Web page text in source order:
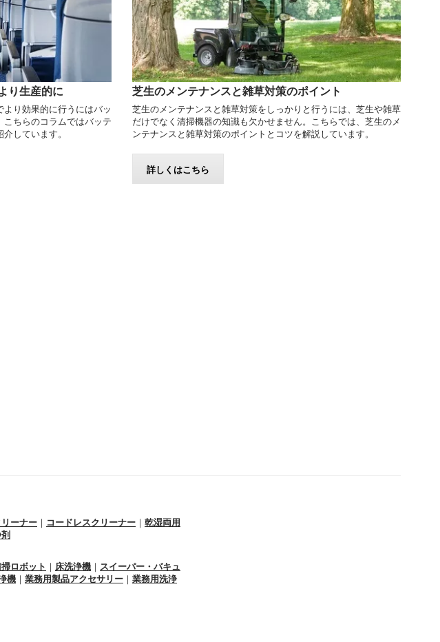
り生産的に
り効果的に行うにはバッ
ちらのコラムではバッテ
しています。
芝生のメンテナンスと雑草対策のポイント
芝生のメンテナンスと雑草対策をしっかりと行うには、芝生や雑草
だけでなく清掃機器の知識も欠かせません。こちらでは、芝生のメ
ンテナンスと雑草対策のポイントとコツを解説しています。
詳しくはこちら
ーナー ｜ コードレスクリーナー ｜ 乾湿両用
ロボット ｜ 床洗浄機 ｜ スイーパー・バキュ
機 ｜ 業務用製品アクセサリー ｜ 業務用洗浄